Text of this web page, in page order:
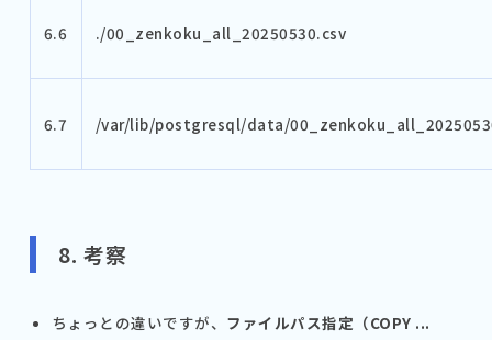
6.6 ./00_zenkoku_all_20250530.csv
6.7 /var/lib/postgresql/data/
8. 考察
ちょっとの違いですが、 ファイルパス指定（COPY ...